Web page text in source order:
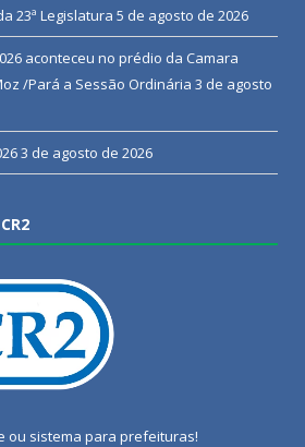
23ª Legislatura 5 de agosto de 2026
aconteceu no prédio da Camara
/Pará a Sessão Ordinária 3 de agosto
3 de agosto de 2026
ou sistema para prefeituras!